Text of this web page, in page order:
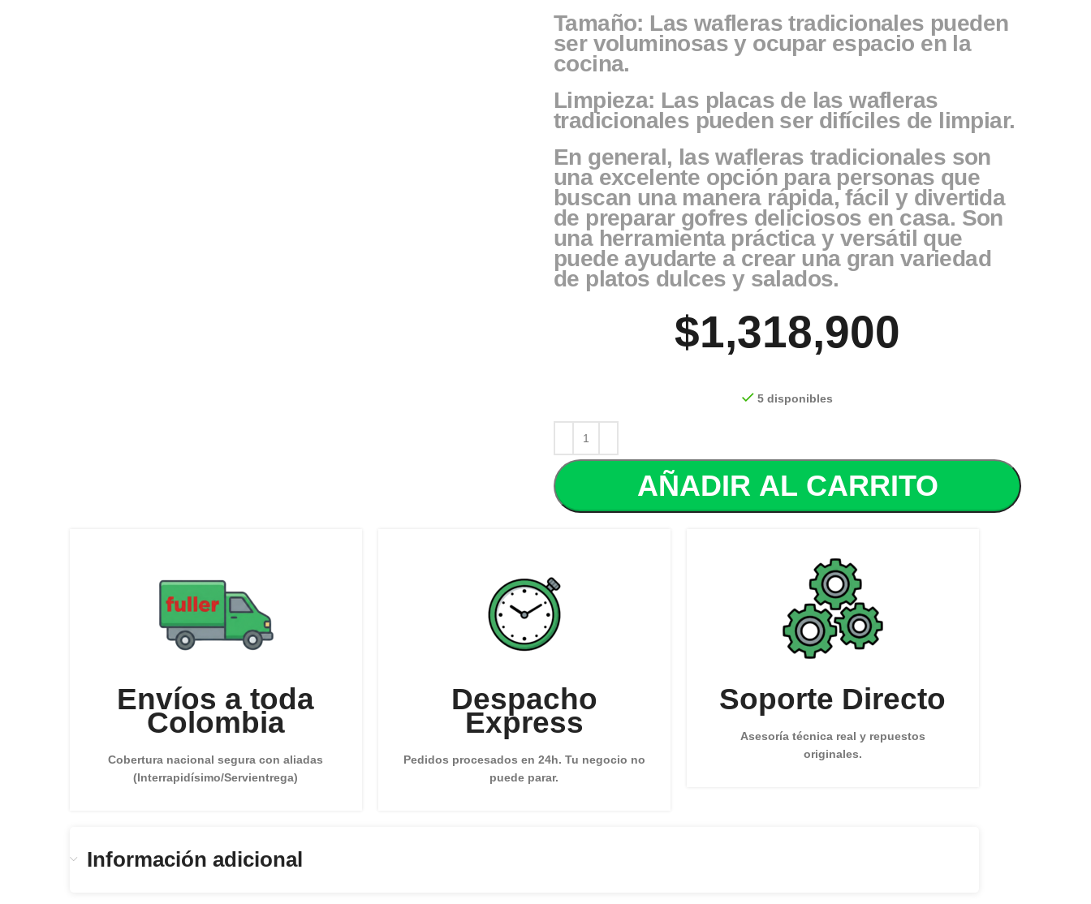
Tamaño: Las wafleras tradicionales pueden
ser voluminosas y ocupar espacio en la
cocina.
Limpieza: Las placas de las wafleras
tradicionales pueden ser difíciles de limpiar.
En general, las wafleras tradicionales son
una excelente opción para personas que
buscan una manera rápida, fácil y divertida
de preparar gofres deliciosos en casa. Son
una herramienta práctica y versátil que
puede ayudarte a crear una gran variedad
de platos dulces y salados.
$1,318,900
5 disponibles
AÑADIR AL CARRITO
Envíos a toda
Colombia
Cobertura nacional segura con aliadas
(Interrapidísimo/Servientrega)
Despacho
Express
Pedidos procesados en 24h. Tu negocio no
puede parar.
Soporte Directo
Asesoría técnica real y repuestos
originales.
Información adicional